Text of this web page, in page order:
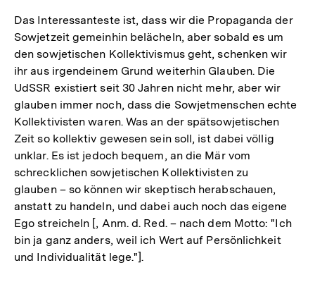
Das Interessanteste ist, dass wir die Propaganda der
Sowjetzeit gemeinhin belächeln, aber sobald es um
den sowjetischen Kollektivismus geht, schenken wir
ihr aus irgendeinem Grund weiterhin Glauben. Die
UdSSR existiert seit 30 Jahren nicht mehr, aber wir
glauben immer noch, dass die Sowjetmenschen echte
Kollektivisten waren. Was an der spätsowjetischen
Zeit so kollektiv gewesen sein soll, ist dabei völlig
unklar. Es ist jedoch bequem, an die Mär vom
schrecklichen sowjetischen Kollektivisten zu
glauben – so können wir skeptisch herabschauen,
anstatt zu handeln, und dabei auch noch das eigene
Ego streicheln [, Anm. d. Red. – nach dem Motto: "Ich
bin ja ganz anders, weil ich Wert auf Persönlichkeit
und Individualität lege."].